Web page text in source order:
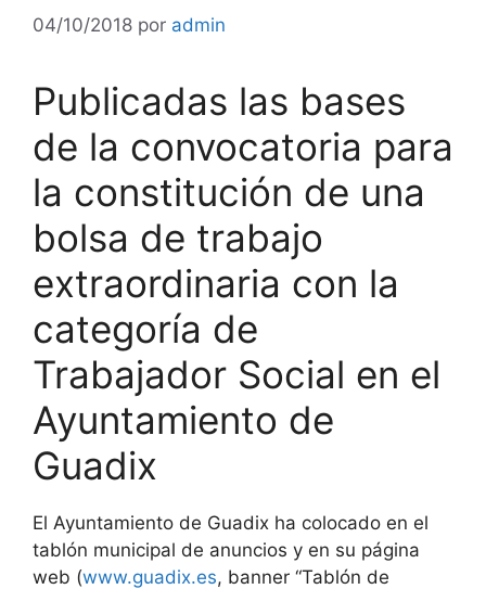
04/10/2018 por admin
Publicadas las bases
de la convocatoria para
la constitución de una
bolsa de trabajo
extraordinaria con la
categoría de
Trabajador Social en el
Ayuntamiento de
Guadix
El Ayuntamiento de Guadix ha colocado en el
tablón municipal de anuncios y en su página
web (www.guadix.es, banner “Tablón de